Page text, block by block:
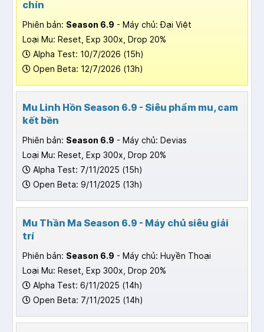
chín
Phiên bản: Season 6.9 - Máy chủ: Đại Việt
Loại Mu: Reset, Exp 300x, Drop 20%
Alpha Test: 10/7/2026 (15h)
Open Beta: 12/7/2026 (13h)
Mu Linh Hồn Season 6.9 - Siêu phẩm mu, cam
kết bền
Phiên bản: Season 6.9 - Máy chủ: Devias
Loại Mu: Reset, Exp 300x, Drop 20%
Alpha Test: 7/11/2025 (15h)
Open Beta: 9/11/2025 (13h)
Mu Thần Ma Season 6.9 - Máy chủ siêu giải
trí
Phiên bản: Season 6.9 - Máy chủ: Huyền Thoại
Loại Mu: Reset, Exp 300x, Drop 20%
Alpha Test: 6/11/2025 (14h)
Open Beta: 7/11/2025 (14h)